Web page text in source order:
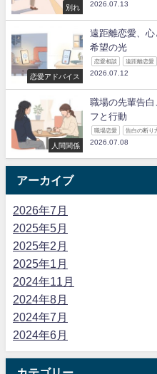
別れ 2026.07.13
恋愛アドバイス
遠距離恋愛、
希望の光
恋愛相談 遠距離恋愛
2026.07.12
人間関係
職場の先輩告白
フと行動
職場恋愛 告白の断り
2026.07.08
アーカイブ
2026年7月
2025年5月
2025年2月
2025年1月
2024年11月
2024年8月
2024年7月
2024年6月